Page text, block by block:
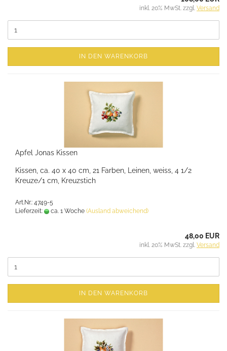
inkl. 20% MwSt. zzgl. Versand
IN DEN WARENKORB
Apfel Jonas Kissen
Kissen, ca. 40 x 40 cm, 21 Farben, Leinen, weiss, 4 1/2
Kreuze/1 cm, Kreuzstich
Art.Nr.: 4749-5
Lieferzeit:
ca. 1 Woche (Ausland abweichend)
48,00 EUR
inkl. 20% MwSt. zzgl. Versand
IN DEN WARENKORB